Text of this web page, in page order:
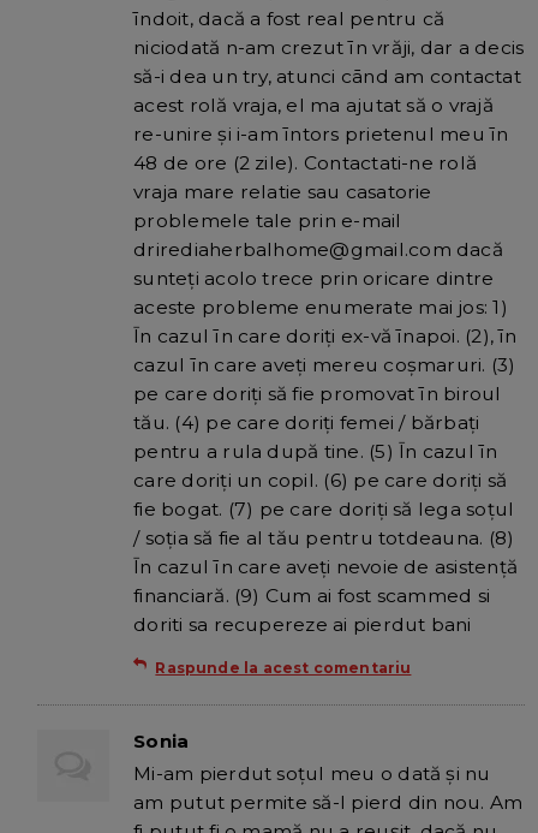
īndoit, dacă a fost real pentru că
niciodată n-am crezut īn vrăji, dar a decis
să-i dea un try, atunci cānd am contactat
acest rolă vraja, el ma ajutat să o vrajă
re-unire și i-am īntors prietenul meu īn
48 de ore (2 zile). Contactati-ne rolă
vraja mare relatie sau casatorie
problemele tale prin e-mail
drirediaherbalhome@gmail.com dacă
sunteți acolo trece prin oricare dintre
aceste probleme enumerate mai jos: 1)
Īn cazul īn care doriți ex-vă īnapoi. (2), īn
cazul īn care aveți mereu coșmaruri. (3)
pe care doriți să fie promovat īn biroul
tău. (4) pe care doriți femei / bărbați
pentru a rula după tine. (5) Īn cazul īn
care doriți un copil. (6) pe care doriți să
fie bogat. (7) pe care doriți să lega soțul
/ soția să fie al tău pentru totdeauna. (8)
Īn cazul īn care aveți nevoie de asistență
financiară. (9) Cum ai fost scammed si
doriti sa recupereze ai pierdut bani
Raspunde la acest comentariu
Sonia
Mi-am pierdut soțul meu o dată și nu
am putut permite să-l pierd din nou. Am